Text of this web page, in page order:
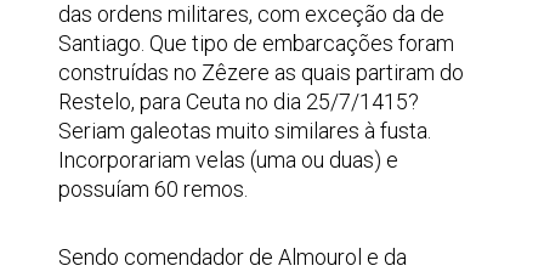
das ordens militares, com exceção da de
Santiago. Que tipo de embarcações foram
construídas no Zêzere as quais partiram do
Restelo, para Ceuta no dia 25/7/1415?
Seriam galeotas muito similares à fusta.
Incorporariam velas (uma ou duas) e
possuíam 60 remos.
Sendo comendador de Almourol e da